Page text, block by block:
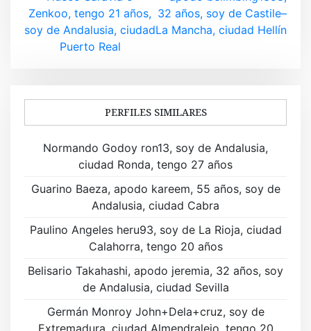
a
v
ó
n
e
Zenkoo, tengo 21 años,
soy de Andalusia, ciudad
Puerto Real
32 años, soy de Castile–
La Mancha, ciudad Hellín
PERFILES SIMILARES
Normando Godoy ron13, soy de Andalusia,
ciudad Ronda, tengo 27 años
Guarino Baeza, apodo kareem, 55 años, soy de
Andalusia, ciudad Cabra
Paulino Angeles heru93, soy de La Rioja, ciudad
Calahorra, tengo 20 años
Belisario Takahashi, apodo jeremia, 32 años, soy
de Andalusia, ciudad Sevilla
Germán Monroy John+Dela+cruz, soy de